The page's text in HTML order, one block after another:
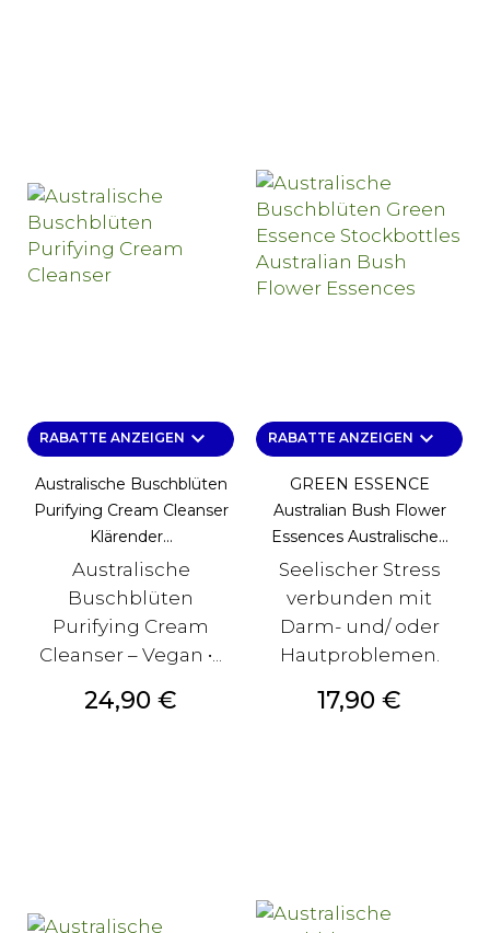
RABATTE ANZEIGEN keyboard_arrow_down
Australische Buschblüten
Purifying Cream Cleanser
Klärender...
Australische
Buschblüten
Purifying Cream
Cleanser – Vegan •...
Preis
24,90 €
RABATTE ANZEIGEN keyboard_arrow_down
GREEN ESSENCE
Australian Bush Flower
Essences Australische...
Seelischer Stress
verbunden mit
Darm- und/ oder
Hautproblemen.
Preis
17,90 €